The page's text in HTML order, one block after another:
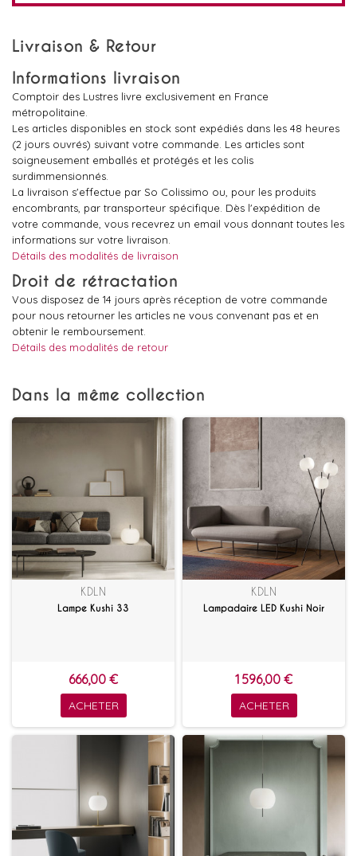
Livraison & Retour
Informations livraison
Comptoir des Lustres livre exclusivement en France
métropolitaine.
Les articles disponibles en stock sont expédiés dans les 48 heures
(2 jours ouvrés) suivant votre commande. Les articles sont
soigneusement emballés et protégés et les colis
surdimmensionnés.
La livraison s'effectue par So Colissimo ou, pour les produits
encombrants, par transporteur spécifique. Dès l'expédition de
votre commande, vous recevrez un email vous donnant toutes les
informations sur votre livraison.
Détails des modalités de livraison
Droit de rétractation
Vous disposez de 14 jours après réception de votre commande
pour nous retourner les articles ne vous convenant pas et en
obtenir le remboursement.
Détails des modalités de retour
Dans la même collection
KDLN
Lampe Kushi 33
666,00 €
ACHETER
KDLN
Lampadaire LED Kushi Noir
1 596,00 €
ACHETER